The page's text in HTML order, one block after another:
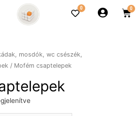
0
mosdók, wc csészék,
/ Mofém csaptelepek